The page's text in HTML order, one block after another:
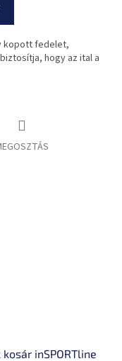
kopott fedelet,
hogy az ital a
kosár inSPORTline